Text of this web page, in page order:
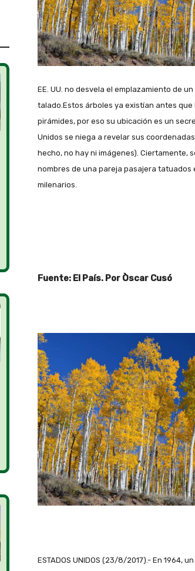
EE. UU. no desvela el emplazamiento de
talado.Estos árboles ya existían antes
pirámides, por eso su ubicación es un
Unidos se niega a revelar sus
hecho, no hay ni imágenes). Ciertamente,
nombres de una pareja pasajera tatuados
milenarios.
Fuente: El País. Por Òscar Cusó
ESTADOS UNIDOS (23/8/2017).- En 1964,